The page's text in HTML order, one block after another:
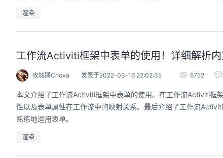
渲染
工作流Activiti框架中表单的使用！详细解析
攻城狮Chova 发表于2022-03-16 22:02:35 6752
本文介绍了工作流Activiti框架中表单的使用。在工作流Activiti框
性以及表单属性在工作流中的映射关系。最后介绍了工作流
熟练地运用表单。
渲染